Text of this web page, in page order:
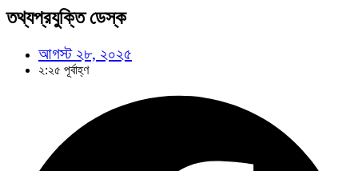
তথ্যপ্রযুক্তি ডেস্ক
আগস্ট ২৮, ২০২৫
২:২৫ পূর্বাহ্ণ